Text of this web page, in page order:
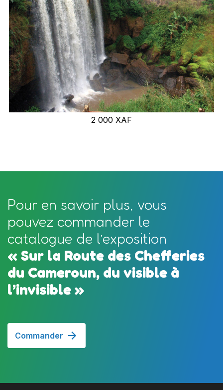
2 000 XAF
Pour en savoir plus, vous
pouvez commander le
catalogue de l’exposition
« Sur la Route des Chefferies
du Cameroun, du visible à
l’invisible »
Commander